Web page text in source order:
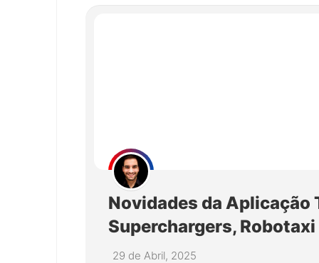
Novidades da Aplicação
Superchargers,
29 de Abril, 2025